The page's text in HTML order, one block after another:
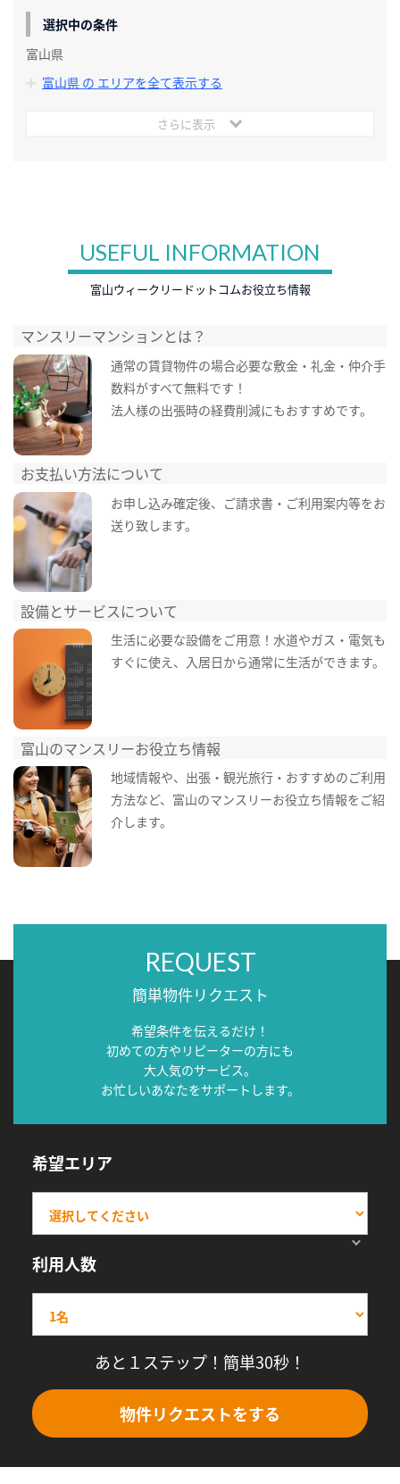
選択中の条件
富山県
富山県 の エリアを全て表示する
さらに表示
USEFUL INFORMATION
富山ウィークリードットコムお役立ち情報
マンスリーマンションとは？
通常の賃貸物件の場合必要な敷金・礼金・仲介手
数料がすべて無料です！
法人様の出張時の経費削減にもおすすめです。
お支払い方法について
お申し込み確定後、ご請求書・ご利用案内等をお
送り致します。
設備とサービスについて
生活に必要な設備をご用意！水道やガス・電気も
すぐに使え、入居日から通常に生活ができます。
富山のマンスリーお役立ち情報
地域情報や、出張・観光旅行・おすすめのご利用
方法など、富山のマンスリーお役立ち情報をご紹
介します。
REQUEST
簡単物件リクエスト
希望条件を伝えるだけ！
初めての方やリピーターの方にも
大人気のサービス。
お忙しいあなたをサポートします。
希望エリア
利用人数
あと１ステップ！簡単30秒！
物件リクエストをする